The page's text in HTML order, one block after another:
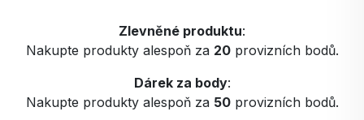
Zlevněné produktu:
Nakupte produkty alespoň za 20provizních bodů.
Dárek za body:
Nakupte produkty alespoň za 50provizních bodů.